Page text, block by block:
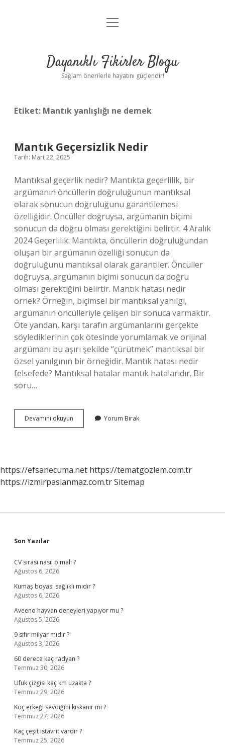
Anasayfa
Yasal Uyarı
menüyü
Dayanıklı Fikirler Blogu
Sağlam önerilerle hayatını güçlendir!
Etiket: Mantık yanlışlığı ne demek
Mantık Geçersizlik Nedir
Tarih: Mart 22, 2025
Mantıksal geçerlik nedir? Mantıkta geçerlilik, bir
argümanın öncüllerin doğruluğunun mantıksal
olarak sonucun doğruluğunu garantilemesi
özelliğidir. Öncüller doğruysa, argümanın biçimi
sonucun da doğru olması gerektiğini belirtir. 4 Aralık
2024 Geçerlilik: Mantıkta, öncüllerin doğruluğundan
oluşan bir argümanın özelliği sonucun da
doğruluğunu mantıksal olarak garantiler. Öncüller
doğruysa, argümanın biçimi sonucun da doğru
olması gerektiğini belirtir. Mantık hatası nedir
örnek? Örneğin, biçimsel bir mantıksal yanılgı,
argümanın öncülleriyle çelişen bir sonuca varmaktır.
Öte yandan, karşı tarafın argümanlarını gerçekte
söylediklerinin çok ötesinde yorumlamak ve orijinal
argümanı bu aşırı şekilde “çürütmek” mantıksal bir
özsel yanılgının bir örneğidir. Mantık hatası nedir
felsefede? Mantıksal hatalar mantık hatalarıdır. Bir
soru…
Devamını okuyun
Geçersizlik
Yorum Bırak
https://efsanecuma.net https://tematgozlem.com.tr
https://izmirpaslanmaz.com.trSitemap
Sidebar
Son Yazılar
CV sırası nasıl olmalı ?
Ağustos 6, 2026
Kumaş boyası sağlıklı mıdır ?
Ağustos 6, 2026
Aveeno hayvan deneyleri yapıyor mu ?
Ağustos 5, 2026
9 sıfır milyar mıdır ?
Ağustos 3, 2026
60 derece kaç radyan ?
Temmuz 30, 2026
Ufuk çizgisi kaç km uzakta ?
Temmuz 29, 2026
Koç erkeği sevdiğini kıskanır mı ?
Temmuz 27, 2026
Kaç çeşit istavrit vardır ?
Temmuz 25, 2026